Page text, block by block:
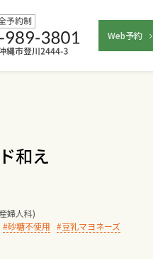
Web予約
和え
婦人科)
砂糖不使用 豆乳マヨネーズ